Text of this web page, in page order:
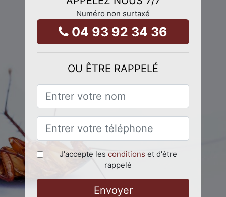
Numéro non surtaxé
04 93 92 34 36
OU ÊTRE RAPPELÉ
J'accepte les conditions et d'être
rappelé
Envoyer